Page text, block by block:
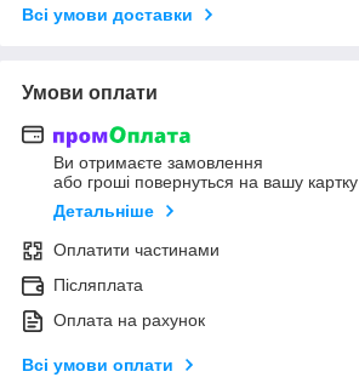
Всі умови доставки
Умови оплати
Ви отримаєте замовлення
або гроші повернуться на вашу картку
Детальніше
Оплатити частинами
Післяплата
Оплата на рахунок
Всі умови оплати